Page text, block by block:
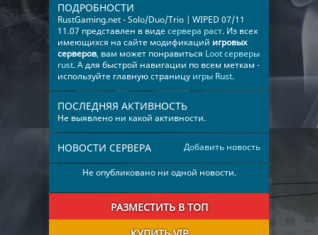
ПОДРОБНОСТИ
RustGaming.net - Solo/Duo/Trio | WIPED 07/11
11.07 представлен в видесервера раст. Из всех
имеющихся на сайте модификаций игровых
серверов, вам может понравиться Loot серверы
rust. А для быстрой навигации по всем меткам -
используйте главную страницу игры Rust.
ПОСЛЕДНЯЯ АКТИВНОСТЬ
Не выявлено ни какой активности.
Добавить новость
НОВОСТИ СЕРВЕРА
Не опубликовано ни одной новости.
РАЗМЕСТИТЬ В ТОП